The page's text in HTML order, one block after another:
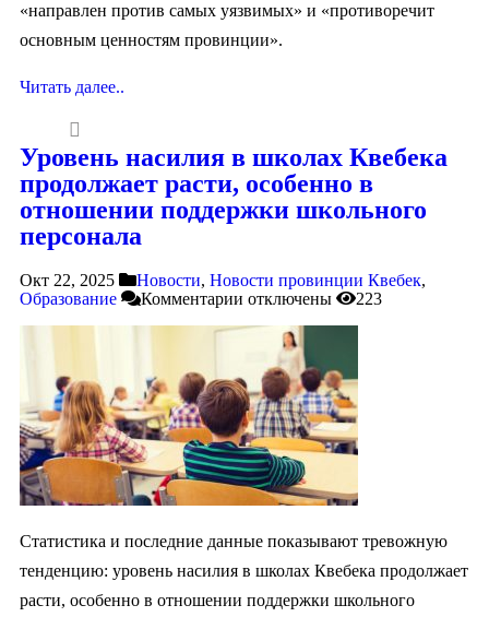
«направлен против самых уязвимых» и «противоречит
основным ценностям провинции».
Читать далее..
Уровень насилия в школах Квебека
продолжает расти, особенно в
отношении поддержки школьного
персонала
Окт 22, 2025 Новости, Новости провинции Квебек,
Образование
Комментарии отключены 223
Статистика и последние данные показывают тревожную
тенденцию: уровень насилия в школах Квебека продолжает
расти, особенно в отношении поддержки школьного